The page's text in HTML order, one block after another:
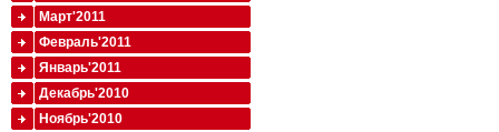
Март'2011
Февраль'2011
Январь'2011
Декабрь'2010
Ноябрь'2010